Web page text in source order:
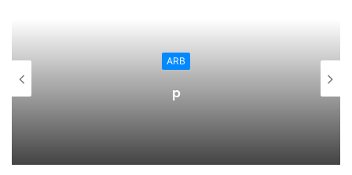
ARB
p